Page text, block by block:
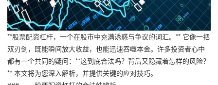
**股票配资杠杆，一个在股市中充满诱惑与争议的词汇。** 它像一把
双刃剑，既能瞬间放大收益，也能迅速吞噬本金。许多投资者心中
都有一个共同的疑问：**这到底合法吗？背后又隐藏着怎样的风险？
** 本文将为您深入解析，并提供关键的应对技巧。